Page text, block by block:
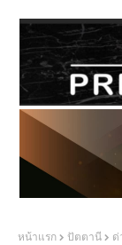
หน้าแรก ปัตตานี
ด่